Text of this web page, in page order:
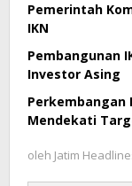
Pemerintah
IKN
Pembangunan
Investor Asing
Perkembangan
Mendekati
oleh Jatim